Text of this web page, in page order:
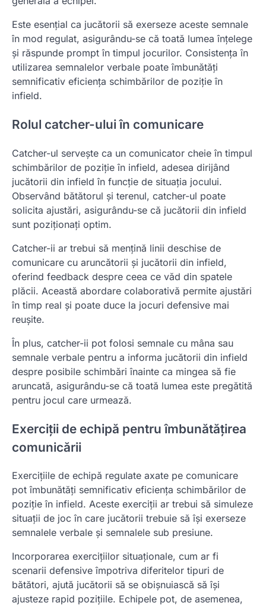
Este esențial ca jucătorii să exerseze aceste semnale
în mod regulat, asigurându-se că toată lumea înțelege
și răspunde prompt în timpul jocurilor. Consistența în
utilizarea semnalelor verbale poate îmbunătăți
semnificativ eficiența schimbărilor de poziție în
infield.
Rolul catcher-ului în comunicare
Catcher-ul servește ca un comunicator cheie în timpul
schimbărilor de poziție în infield, adesea dirijând
jucătorii din infield în funcție de situația jocului.
Observând bătătorul și terenul, catcher-ul poate
solicita ajustări, asigurându-se că jucătorii din infield
sunt poziționați optim.
Catcher-ii ar trebui să mențină linii deschise de
comunicare cu aruncătorii și jucătorii din infield,
oferind feedback despre ceea ce văd din spatele
plăcii. Această abordare colaborativă permite ajustări
în timp real și poate duce la jocuri defensive mai
reușite.
În plus, catcher-ii pot folosi semnale cu mâna sau
semnale verbale pentru a informa jucătorii din infield
despre posibile schimbări înainte ca mingea să fie
aruncată, asigurându-se că toată lumea este pregătită
pentru jocul care urmează.
Exerciții de echipă pentru îmbunătățirea
comunicării
Exercițiile de echipă regulate axate pe comunicare
pot îmbunătăți semnificativ eficiența schimbărilor de
poziție în infield. Aceste exerciții ar trebui să simuleze
situații de joc în care jucătorii trebuie să își exerseze
semnalele verbale și semnalele sub presiune.
Incorporarea exercițiilor situaționale, cum ar fi
scenarii defensive împotriva diferitelor tipuri de
bătători, ajută jucătorii să se obișnuiască să își
ajusteze rapid pozițiile. Echipele pot, de asemenea,